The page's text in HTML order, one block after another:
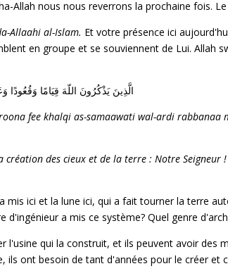
Allah nous nous reverrons la prochaine fois.
Allaahi al-Islam. Et votre présence ici
en groupe et se souviennent de Lui. Allah
الَّذِينَ يَذْكُرُونَ اللّهَ قِيَامًا
fee khalqi as-samaawati wal-ardi
des cieux et de la terre : Notre Seigneur
mis ici et la lune ici, qui a fait tourner la terre
a mis ce système? Quel genre
qui la construit, et ils peuvent avoir des
ils ont besoin de tant d'années pour le créer et